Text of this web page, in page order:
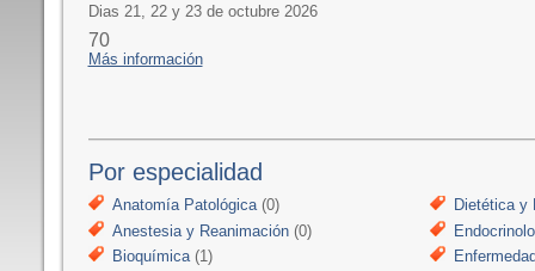
Dias 21, 22 y 23 de octubre 2026
70
Más información
Por especialidad
Anatomía Patológica(0)
Anestesia y Reanimación(0)
Bioquímica(1)
Dietética y